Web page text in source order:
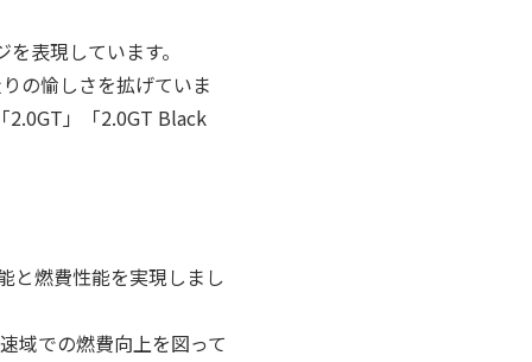
表現しています。
の愉しさを拡げていま
2.0GT」「2.0GT Black
と燃費性能を実現しまし
域での燃費向上を図って